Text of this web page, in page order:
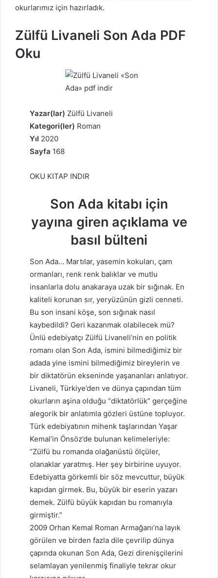
okurlarımız için hazırladık.
Zülfü Livaneli Son Ada PDF
Oku
Yazar(lar) Zülfü Livaneli
Kategori(ler) Roman
Yıl 2020
Sayfa 168
OKU KITAP INDIR
Son Ada kitabı için
yayına giren açıklama ve
basıl bülteni
Son Ada… Martılar, yasemin kokuları, çam
ormanları, renk renk balıklar ve mutlu
insanlarla dolu anakaraya uzak bir sığınak. En
kaliteli korunan sır, yeryüzünün gizli cenneti.
Bu son insani köşe, son sığınak nasıl
kaybedildi? Geri kazanmak olabilecek mü?
Ünlü edebiyatçı Zülfü Livaneli’nin en politik
romanı olan Son Ada, ismini bilmediğimiz bir
adada yine ismini bilmediğimiz bireylerin ve
bir diktatörün ekseninde yaşananları anlatıyor.
Livaneli, Türkiye’den ve dünya çapından tüm
okurların aşina olduğu “diktatörlük” gerçeğine
alegorik bir anlatımla gözleri üstüne topluyor.
Türk edebiyatının mihenk taşlarından Yaşar
Kemal’in Önsöz’de bulunan kelimeleriyle:
“Zülfü bu romanda olağanüstü ölçüler,
olanaklar yaratmış. Her şey birbirine uyuyor.
Edebiyatta görkemli bir söz mevcuttur, büyük
kapıdan girmek. Bu, büyük bir eserin yazarı
demek. Zülfü büyük kapıdan bu romanıyla
girmiştir.”
2009 Orhan Kemal Roman Armağanı’na layık
görülen ve birden fazla dile çevrilip dünya
çapında okunan Son Ada, Gezi direnişçilerini
selamlayan yenilenmiş finaliyle tekrar okur